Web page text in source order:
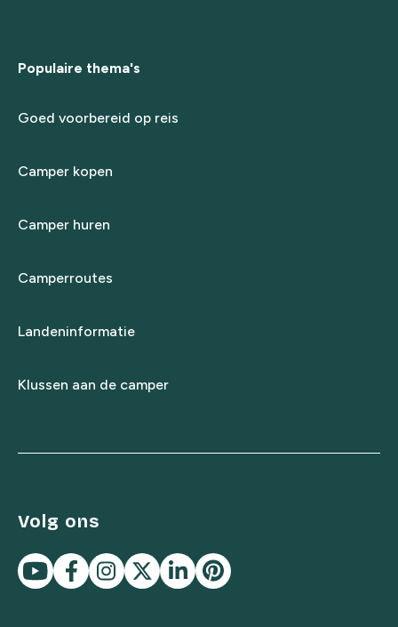
Populaire thema's
Goed voorbereid op reis
Camper kopen
Camper huren
Camperroutes
Landeninformatie
Klussen aan de camper
Volg ons